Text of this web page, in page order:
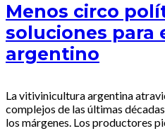
Menos circo
soluciones para
argentino
La vitivinicultura argentina
complejos de las últimas
los márgenes. Los productores